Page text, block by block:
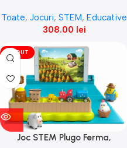
Toate, Jocuri, STEM, Educative
308.00 lei
VÎNDUT
Joc STEM Plugo Ferma,